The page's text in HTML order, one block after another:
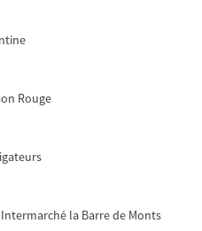
Rouge
la Barre de Monts